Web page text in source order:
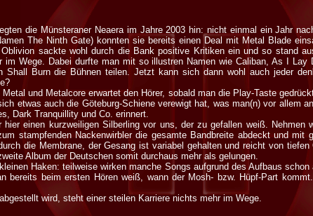
die Münsteraner Neaera im Jahre 2003 hin: nicht einmal ein Jahr
The Ninth Gate) konnten sie bereits einen Deal mit Metal Blade
sackte wohl durch die Bank positive Kritiken ein und so stand
im Wege. Dabei durfte man mit so illustren Namen wie Caliban, As I Lay
Shall Burn die Bühnen teilen. Jetzt kann sich dann wohl auch jeder
und Metalcore erwartet den Hörer, sobald man die Play-Taste
etwas auch die Göteburg-Schiene verewigt hat, was man(n) vor allem
Dark Tranquillity und Co. erinnert.
hier einen kurzweiligen Silberling vor uns, der zu gefallen weiß. Nehmen
stampfenden Nackenwirbler die gesamte Bandbreite abdeckt und mit
die Membrane, der Gesang ist variabel gehalten und reicht von
Album der Deutschen somit durchaus mehr als gelungen.
Haken: teilweise wirken manche Songs aufgrund des Aufbaus
bereits beim ersten Hören weiß, wann der Mosh- bzw. Hüpf-Part
wird, steht einer steilen Karriere nichts mehr im Wege.